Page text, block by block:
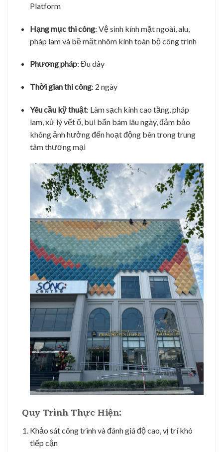
Platform
Hạng mục thi công: Vệ sinh kính mặt ngoài, alu,
pháp lam và bề mặt nhôm kính toàn bộ công trình
Phương pháp: Đu dây
Thời gian thi công: 2 ngày
Yêu cầu kỹ thuật: Làm sạch kính cao tầng, pháp
lam, xử lý vết ố, bụi bẩn bám lâu ngày, đảm bảo
không ảnh hưởng đến hoạt động bên trong trung
tâm thương mại
️ Quy Trình Thực Hiện:
Khảo sát công trình và đánh giá độ cao, vị trí khó
tiếp cận